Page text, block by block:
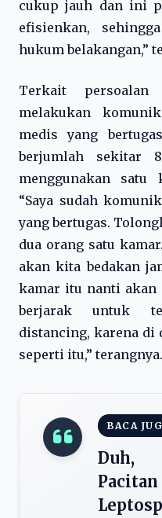
cukup jauh dan ini
efisienkan,
hukum belakangan,”
Terkait
melakukan
medis yang
berjumlah sekitar
menggunakan
“Saya sudah
yang bertugas.
dua orang satu
akan kita bedakan
kamar itu nanti akan
berjarak untuk
distancing, karena di
seperti itu,” terangnya.
BACA
Duh,